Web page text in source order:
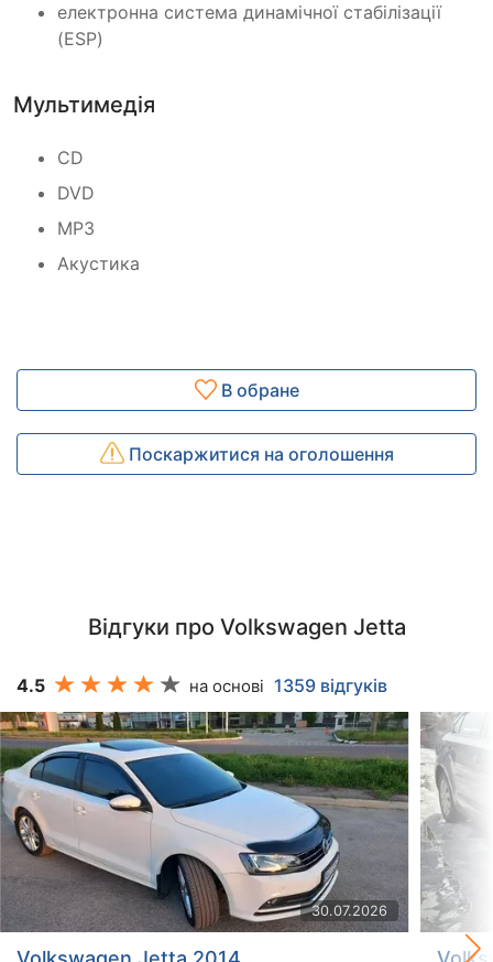
електронна система динамічної стабілізації
(ESP)
Мультимедія
CD
DVD
MP3
Акустика
В обране
Поскаржитися на оголошення
Відгуки про Volkswagen Jetta
4.5 на основі 1359 відгуків
30.07.2026